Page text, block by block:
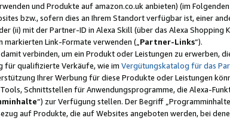
und Produkte auf amazon.co.uk anbieten) (im Folgenden
bzw., sofern dies an Ihrem Standort verfügbar ist, einer
(ii) mit der Partner-ID in Alexa Skill (über das Alexa Shopping
Link-Formate verwenden („ Partner-Links“).
verbinden, um ein Produkt oder Leistungen zu erwerben,
für qualifizierte Verkäufe, wie im Vergütungskatalog für das
Ihrer Werbung für diese Produkte oder Leistungen
Schnittstellen für Anwendungsprogramme, die Alexa-
“) zur Verfügung stellen. Der Begriff
auf Produkte, die auf Websites angeboten werden, bei